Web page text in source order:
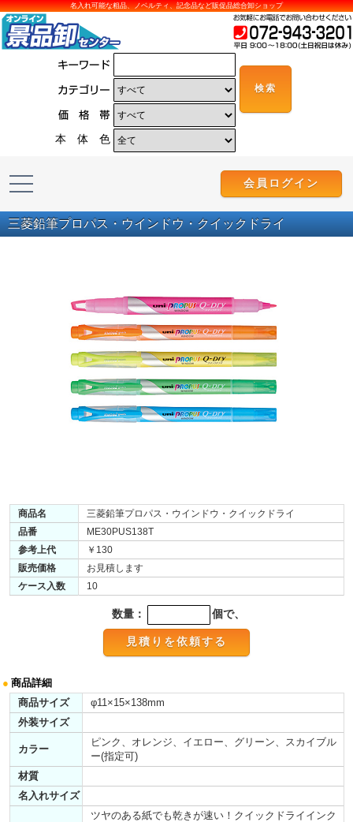
名入れ可能な粗品、ノベルティ、記念品など販促品総合卸ショップ
本 体 色
会員ログイン
三菱鉛筆プロパス・ウインドウ・クイックドライ
商品名
三菱鉛筆プロパス・ウインドウ・クイックドライ
品番
ME30PUS138T
参考上代
￥130
販売価格
お見積します
ケース入数
10
数量： 個で、
● 商品詳細
商品サイズ
φ11×15×138mm
外装サイズ
カラー
ピンク、オレンジ、イエロー、グリーン、スカイブル
ー(指定可)
材質
名入れサイズ
ツヤのある紙でも乾きが速い！クイックドライインク